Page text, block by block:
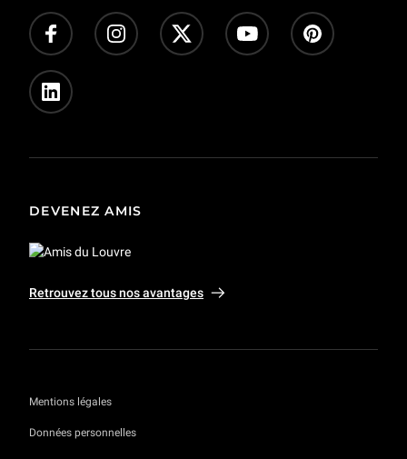
DEVENEZ AMIS
Retrouvez tous nos avantages
Mentions légales
Données personnelles